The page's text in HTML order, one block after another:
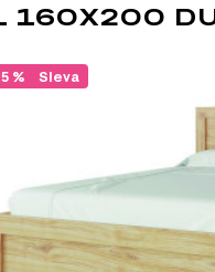
160X200
Sleva
%